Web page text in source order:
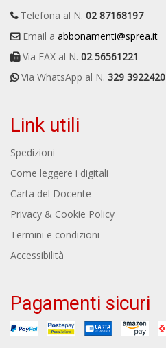
Telefona al N. 02 87168197
Email a abbonamenti@sprea.it
Via FAX al N. 02 56561221
Via WhatsApp al N. 329 3922420
Link utili
Spedizioni
Come leggere i digitali
Carta del Docente
Privacy & Cookie Policy
Termini e condizioni
Accessibilità
Pagamenti sicuri